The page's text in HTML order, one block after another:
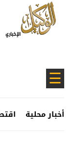
☰
أخبار محلية